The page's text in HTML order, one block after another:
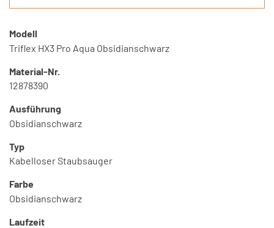
Modell
Triflex HX3 Pro Aqua Obsidianschwarz
Material-Nr.
12878390
Ausführung
Obsidianschwarz
Typ
Kabelloser Staubsauger
Farbe
Obsidianschwarz
Laufzeit